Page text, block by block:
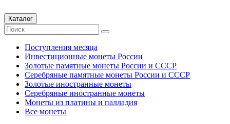
Каталог
Поступления месяца
Инвестиционные монеты России
Золотые памятные монеты России и СССР
Серебряные памятные монеты России и СССР
Золотые иностранные монеты
Серебряные иностранные монеты
Монеты из платины и палладия
Все монеты